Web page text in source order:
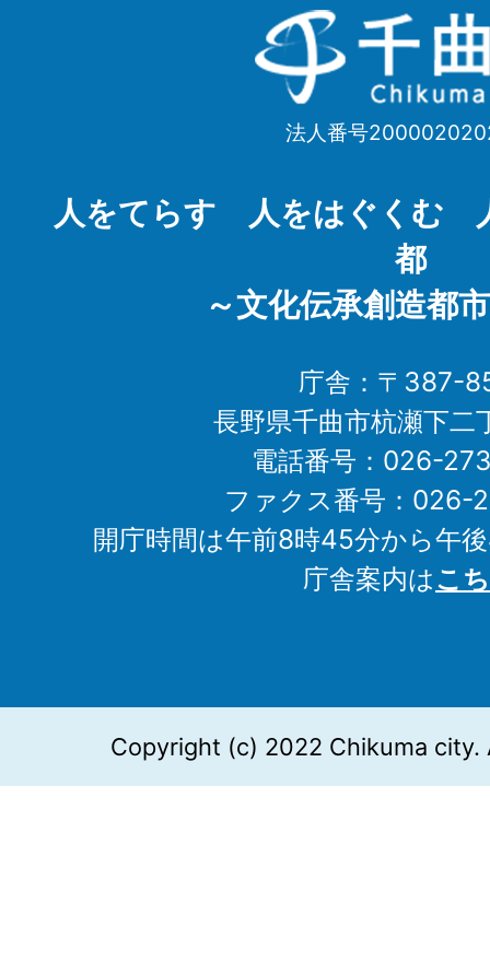
千
曲
Chikuma
法人番号
人をてらす 人をはぐくむ
都
～文化伝承創造都
庁舎：〒387-
長野県千曲市杭瀬下二
電話番号：026-
ファクス番号：026-
開庁時間は午前8時45分から午
庁舎案内はこ
Copyright (c) 2022 Chikuma city.